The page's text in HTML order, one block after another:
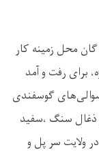
محل زمینه کار
برای رفت و آمد
گوسفندی
ذغال سنگ‌ ،سفید
ولایت سر پل و